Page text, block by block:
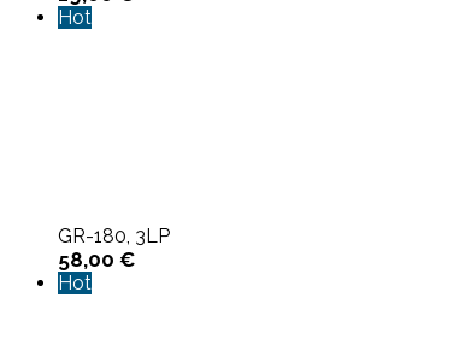
Hot
GR-180, 3LP
58,00 €
Hot